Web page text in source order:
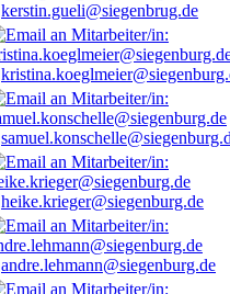
kerstin.gueli@siegenbrug.de
heike.krieger@siegenburg.de
andre.lehmann@siegenburg.de